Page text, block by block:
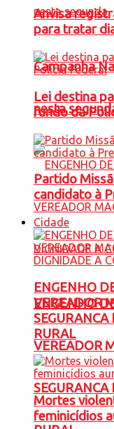
Campanha
nesta
ENGENHO
VEREADOR
Anvisa
para tratar
Lei destina
fundo da
Partido
candidato à
Cidade
ENGENHO
VEREADOR
RURAL
Mortes
feminicídios